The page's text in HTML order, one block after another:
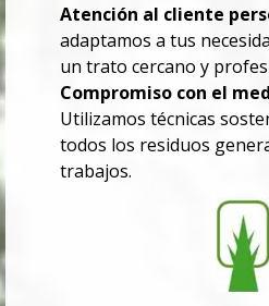
Atención al cliente
adaptamos a tus
un trato cercano y
Compromiso con el
Utilizamos técnicas
todos los residuos
trabajos.